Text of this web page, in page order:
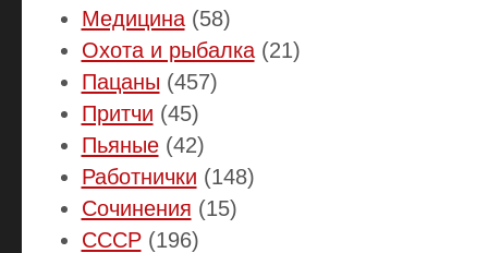
Медицина(58)
Охота и рыбалка(21)
Пацаны (457)
Притчи (45)
Пьяные(42)
Работнички (148)
Сочинения (15)
СССР(196)